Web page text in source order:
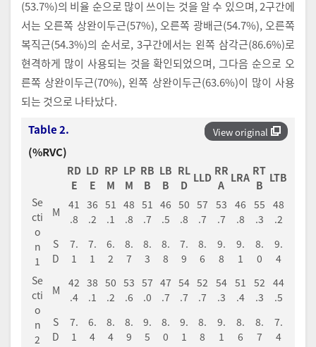
(53.7%)의 비율 순으로 많이 쓰이는 것을 알 수 있으며, 2구간에
서는 오른쪽 상완이두근(57%), 오른쪽 광배근(54.7%), 오른쪽
복직근(54.3%)의 순서로, 3구간에서는 왼쪽 삼각근(86.6%)로
현격하게 많이 사용되는 것을 확인되었으며, 그다음 순으로 오
른쪽 상완이두근(70%), 왼쪽 상완이두근(63.6%)이 많이 사용
되는 것으로 나타났다.
View original
Table 2.
(%RVC)
RD
E
LD
E
RP
M
LP
M
RB
B
LB
B
RL
D
LLD RR
A
LRA RT
B
LTB
Se
cti
o
n
1
M
41
.8
36
.2
51
.1
48
.8
51
.7
46
.5
50
.8
57
.7
53
.7
46
.8
55
.3
48
.2
S
D
7.
1
7.
1
6.
2
8.
7
8.
3
8.
8
7.
9
8.
6
9.
8
9.
1
8.
0
9.
4
Se
cti
o
n
2
M
42
.4
38
.1
50
.2
53
.6
57
.0
47
.7
54
.7
52
.7
54
.3
51
.4
52
.3
44
.5
S
D
7.
1
6.
4
8.
4
8.
9
9.
5
8.
0
9.
1
8.
8
9.
1
8.
6
8.
7
7.
4